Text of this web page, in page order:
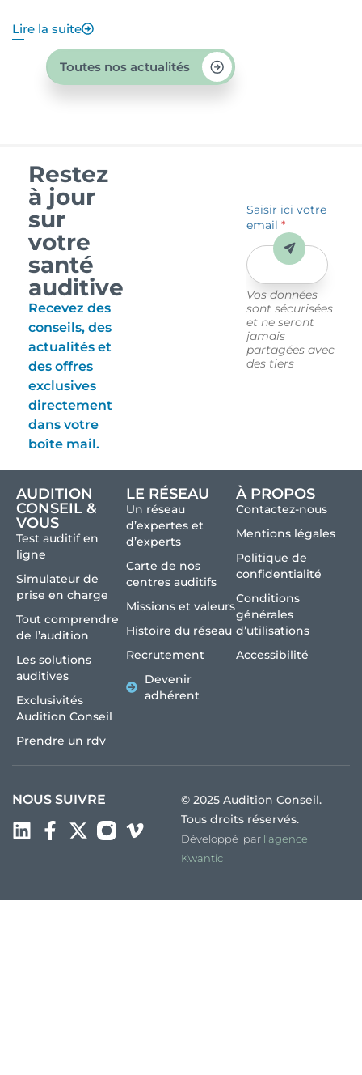
Lire la suite
Toutes nos actualités
Restez
à jour
sur
votre
santé
auditive
Recevez des
conseils, des
actualités et
des offres
exclusives
directement
dans votre
boîte mail.
Saisir ici votre
email*
Vos données
sont sécurisées
et ne seront
jamais
partagées avec
des tiers
Envoyer
AUDITION
CONSEIL &
VOUS
Test auditif en
ligne
Simulateur de
prise en charge
Tout comprendre
de l’audition
Les solutions
auditives
Exclusivités
Audition Conseil
Prendre un rdv
LE RÉSEAU
Un réseau
d’expertes et
d’experts
Carte de nos
centres auditifs
Missions et valeurs
Histoire du réseau
Recrutement
Devenir
adhérent
À PROPOS
Contactez-nous
Mentions légales
Politique de
confidentialité
Conditions
générales
d’utilisations
Accessibilité
NOUS SUIVRE
© 2025 Audition Conseil.
Tous droits réservés.
Développé par l’agence
Kwantic